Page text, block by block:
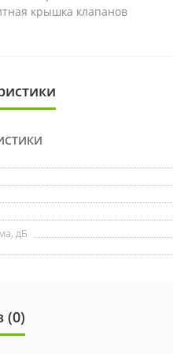
крышка клапанов
дБ
(0)